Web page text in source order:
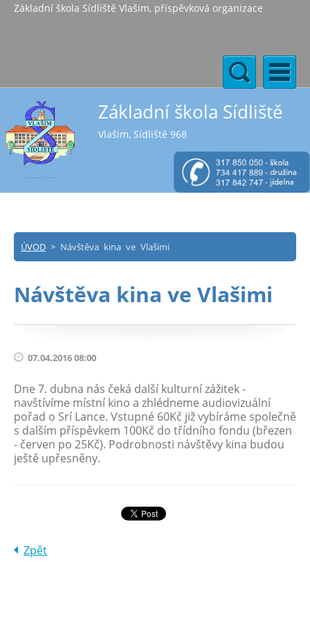
Základní škola Sídliště Vlašim, příspěvková organizace
Základní škola Sídliště
Vlašim, Sídliště 968
ÚVOD > Návštěva kina ve Vlašimi
Návštěva kina ve Vlašimi
07.04.2016 08:00
Dne 7. dubna nás čeká další kulturní zážitek -
navštívíme místní kino a zhlédneme audiovizuální
pořad o Srí Lance. Vstupné 60Kč již vybíráme společně
s dalším příspěvkem 100Kč do třídního fondu (březen
- červen po 25Kč). Podrobnosti návštěvy kina budou
ještě upřesněny.
Zpět